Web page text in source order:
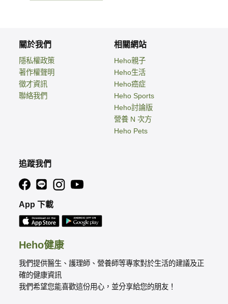
Heho健康
我們提供醫生、護理師、營養師等專家對於生活的建議及正
確的健康資訊
我們希望您能喜歡這份用心，並分享給您的朋友！
關於我們
隱私權政策
著作權聲明
徵才資訊
聯絡我們
相關網站
Heho親子
Heho生活
Heho癌症
Heho Sports
Heho討論版
營養 N 次方
Heho Pets
追蹤我們
App 下載